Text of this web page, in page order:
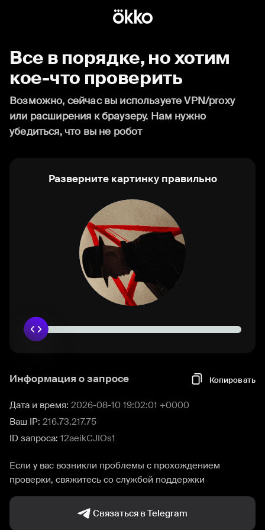
Все в порядке, но хотим
кое-что проверить
Возможно, сейчас вы используете VPN/proxy
или расширения к браузеру. Нам нужно
убедиться, что вы не робот
Разверните картинку правильно
Информация о запросе Копировать
Дата и время: 2026-08-10 19:02:01 +0000
Ваш IP: 216.73.217.75
ID запроса: 12aeikCJIOs1
Если у вас возникли проблемы с прохождением
проверки, свяжитесь со службой поддержки
Связаться в Telegram